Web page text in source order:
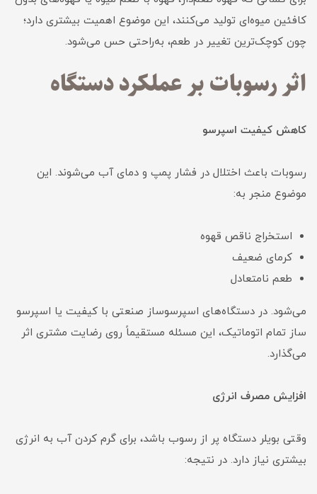
کافئین میوه‌ای تولید می‌کنند، این موضوع اهمیت بیشتری دارد؛
چون کوچک‌ترین تغییر در طعم، به‌راحتی حس می‌شود.
اثر رسوبات بر عملکرد دستگاه
کاهش کیفیت اسپرسو
رسوبات باعث اختلال در فشار پمپ و دمای آب می‌شوند. این
موضوع منجر به:
استخراج ناقص قهوه
کرمای ضعیف
طعم نامتعادل
می‌شود. در دستگاه‌های اسپرسوساز صنعتی با کیفیت یا اسپرسو
ساز تمام اتوماتیک، این مسئله مستقیماً روی رضایت مشتری اثر
می‌گذارد.
افزایش مصرف انرژی
وقتی بویلر دستگاه پر از رسوب باشد، برای گرم کردن آب به انرژی
بیشتری نیاز دارد. در نتیجه: